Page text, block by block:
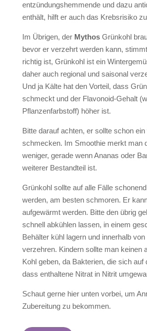
entzündungshemmende und dazu
enthält, hilft er auch das Krebsrisiko
Im Übrigen, der MythosGrünkohl
bevor er verzehrt werden kann,
richtig ist, Grünkohl ist ein
daher auch regional und saisonal
Und ja Kälte hat den Vorteil, dass
schmeckt und der Flavonoid-Gehalt
Pflanzenfarbstoff) höher ist.
Bitte darauf achten, er sollte schon ein
schmecken. Im Smoothie merkt man
weniger, gerade wenn Ananas oder
weiterer Bestandteil ist.
Grünkohl sollte auf alle Fälle
werden, am besten schmoren. Er
aufgewärmt werden. Bitte den übrig
schnell abkühlen lassen, in einem
Behälter kühl lagern und innerhalb von
verzehren. Kindern sollte man keinen
Kohl geben, da Bakterien, die sich auf
dass enthaltene Nitrat in Nitrit
Schaut gerne hier unten vorbei, um
Zubereitung zu bekommen.